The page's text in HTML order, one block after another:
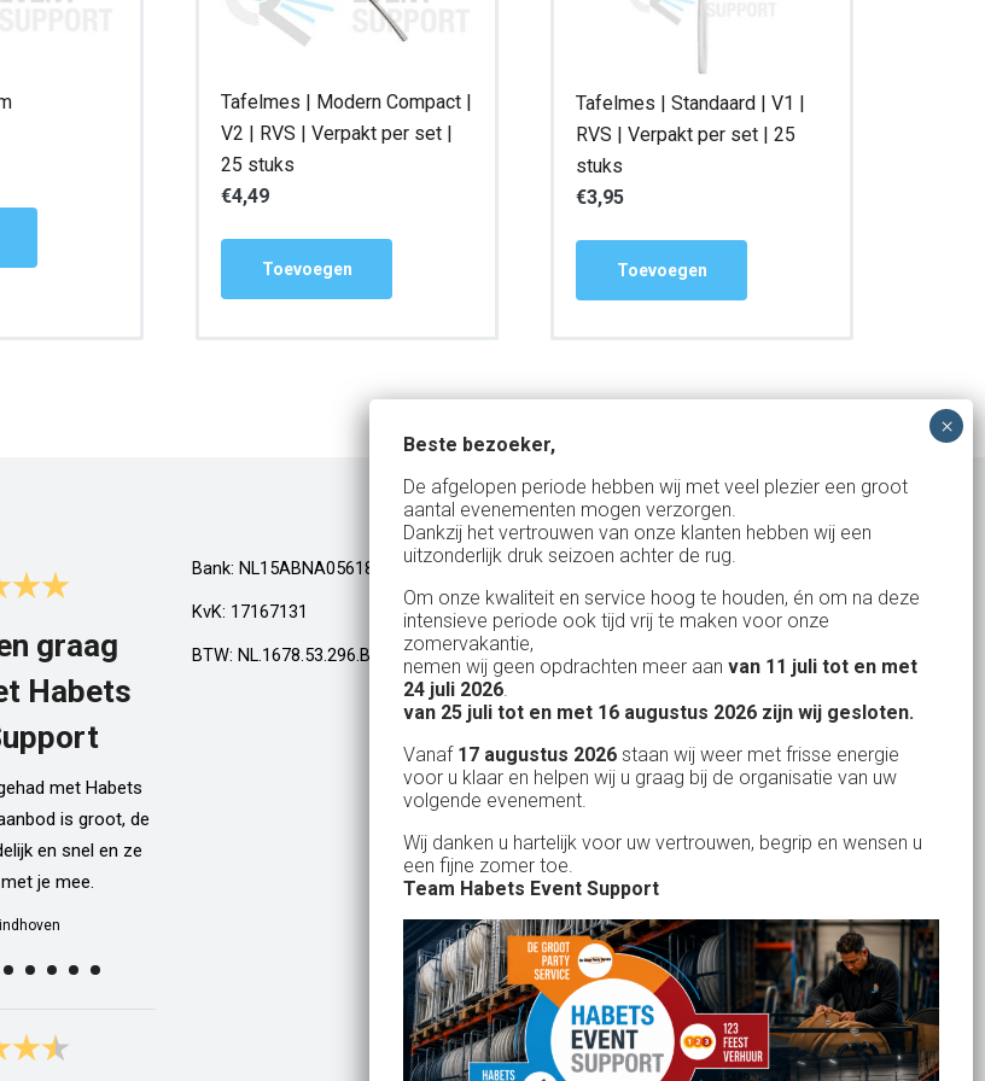
Tafelmes | Modern Compact |
V2 | RVS | Verpakt per set |
25 stuks
€4,49
Toevoegen
Tafelmes | Standaard | V1 |
RVS | Verpakt per set | 25
stuks
€3,95
Toevoegen
graag
Habets
met Habets
is groot, de
en snel en ze
je mee.
Top!
Al een aantal jaar huren wij in Geldrop
een kamphuis met vrienden. We huren
dan een bar incl vaten bier en deze
wordt netjes voor ons neergezet. Er zit
doen als je een vat gaat verwisselen.
Alle spullen worden op maandag ook
weer netjes opgehaald ook al zijn wij
dan weer thuis ;) In het warme weekend
van 10 juli waren wij wederom in
Geldrop en we hebben van het begin tot
het eind een heerlijk koud biertje
gedronken! Top installatie !! Ingrid
Habets dacht direct mee, toen wij op
zeer korte termijn een feest wilden
geven in onze eigen achtertuin. De
service van Habets sloot ook dit keer
weer naadloos aan op onze eigen
ideeen en inbreng. Materialen werden
keurig volgens afspraak geleverd, alles
tiptop in orde. De presentatie die wij op
het gehuurde 75 inch scherm deelden,
werd door onze gasten zeer
gewaardeerd. Een mooi, helder en groot
Bank: NL15ABNA0561810710
KvK: 17167131
BTW: NL.1678.53.296.B01
Uw partner in:
Evenementen verhuur
Partyverhuur
Je vindt ons op
Beste bezoeker,
De afgelopen periode hebben wij met veel plezier een groot
aantal evenementen mogen verzorgen.
Dankzij het vertrouwen van onze klanten hebben wij een
uitzonderlijk druk seizoen achter de rug.
Om onze kwaliteit en service hoog te houden, én om na deze
intensieve periode ook tijd vrij te maken voor onze
zomervakantie,
nemen wij geen opdrachten meer aan van 11 juli tot en met
24 juli 2026.
van 25 juli tot en met 16 augustus 2026 zijn wij gesloten.
Vanaf 17 augustus 2026 staan wij weer met frisse energie
voor u klaar en helpen wij u graag bij de organisatie van uw
volgende evenement.
Wij danken u hartelijk voor uw vertrouwen, begrip en wensen u
een fijne zomer toe.
Team Habets Event Support